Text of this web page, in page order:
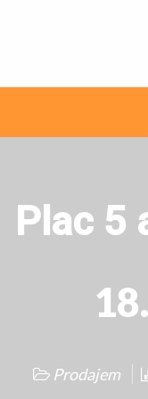
Plac 5
Prodajem